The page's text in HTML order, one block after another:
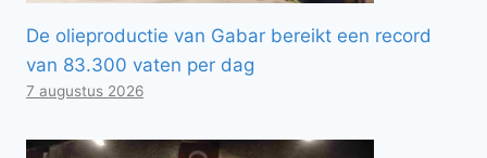
De olieproductie van Gabar bereikt een record
van 83.300 vaten per dag
7 augustus 2026